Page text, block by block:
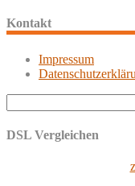
Kontakt
Impressum
nach:
DSL Vergleichen